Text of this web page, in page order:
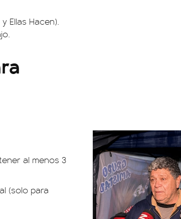
Ellas Hacen).
al menos 3
(solo para